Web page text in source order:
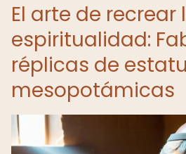
El arte de recrear
espiritualidad:
réplicas de
mesopotámicas